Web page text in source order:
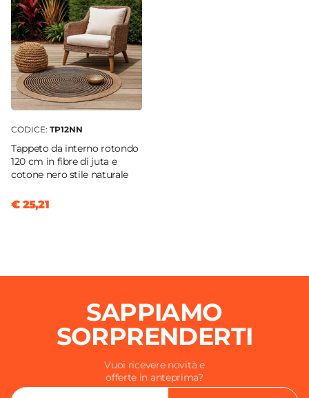
CODICE: TP12NN
Tappeto da interno rotondo
120 cm in fibre di juta e
cotone nero stile naturale
€ 25,21
SAPPIAMO
SORPRENDERTI
Vuoi ricevere novità e
offerte in anteprima?